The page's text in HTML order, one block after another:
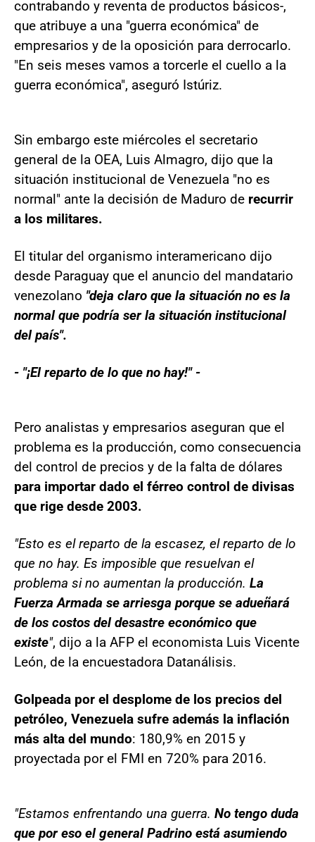
contrabando y reventa de productos básicos-,
que atribuye a una "guerra económica" de
empresarios y de la oposición para derrocarlo.
"En seis meses vamos a torcerle el cuello a la
guerra económica", aseguró Istúriz.
Sin embargo este miércoles el secretario
general de la OEA, Luis Almagro, dijo que la
situación institucional de Venezuela "no es
normal" ante la decisión de Maduro de recurrir
a los militares.
El titular del organismo interamericano dijo
desde Paraguay que el anuncio del mandatario
venezolano "deja claro que la situación no es la
normal que podría ser la situación institucional
del país".
- "¡El reparto de lo que no hay!" -
Pero analistas y empresarios aseguran que el
problema es la producción, como consecuencia
del control de precios y de la falta de dólares
para importar dado el férreo control de divisas
que rige desde 2003.
"Esto es el reparto de la escasez, el reparto de lo
que no hay. Es imposible que resuelvan el
problema si no aumentan la producción. La
Fuerza Armada se arriesga porque se adueñará
de los costos del desastre económico que
existe", dijo a la AFP el economista Luis Vicente
León, de la encuestadora Datanálisis.
Golpeada por el desplome de los precios del
petróleo, Venezuela sufre además la inflación
más alta del mundo: 180,9% en 2015 y
proyectada por el FMI en 720% para 2016.
"Estamos enfrentando una guerra. No tengo duda
que por eso el general Padrino está asumiendo